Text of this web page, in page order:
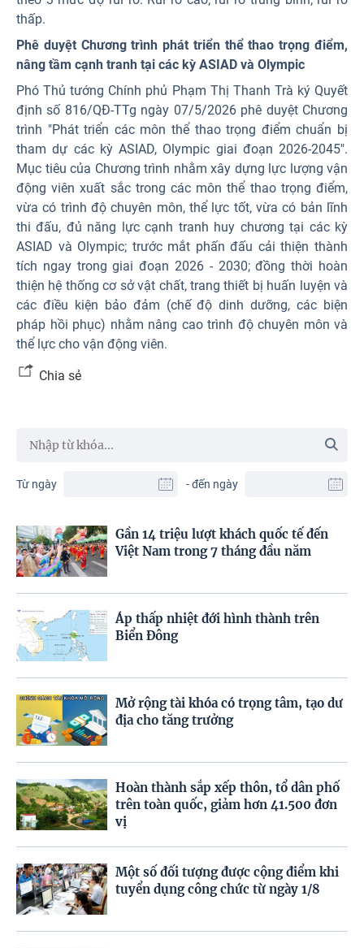
thấp.
Phê duyệt Chương trình phát triển thể thao trọng điểm,
nâng tầm cạnh tranh tại các kỳ ASIAD và Olympic
Phó Thủ tướng Chính phủ Phạm Thị Thanh Trà ký Quyết
định số 816/QĐ-TTg ngày 07/5/2026 phê duyệt Chương
trình "Phát triển các môn thể thao trọng điểm chuẩn bị
tham dự các kỳ ASIAD, Olympic giai đoạn 2026-2045".
Mục tiêu của Chương trình nhằm xây dựng lực lượng vận
động viên xuất sắc trong các môn thể thao trọng điểm,
vừa có trình độ chuyên môn, thể lực tốt, vừa có bản lĩnh
thi đấu, đủ năng lực cạnh tranh huy chương tại các kỳ
ASIAD và Olympic; trước mắt phấn đấu cải thiện thành
tích ngay trong giai đoạn 2026 - 2030; đồng thời hoàn
thiện hệ thống cơ sở vật chất, trang thiết bị huấn luyện và
các điều kiện bảo đảm (chế độ dinh dưỡng, các biện
pháp hồi phục) nhằm nâng cao trình độ chuyên môn và
thể lực cho vận động viên.
Chia sẻ
Từ ngày - đến ngày
Gần 14 triệu lượt khách quốc tế đến
Việt Nam trong 7 tháng đầu năm
Áp thấp nhiệt đới hình thành trên
Biển Đông
Mở rộng tài khóa có trọng tâm, tạo dư
địa cho tăng trưởng
Hoàn thành sắp xếp thôn, tổ dân phố
trên toàn quốc, giảm hơn 41.500 đơn
vị
Một số đối tượng được cộng điểm khi
tuyển dụng công chức từ ngày 1/8